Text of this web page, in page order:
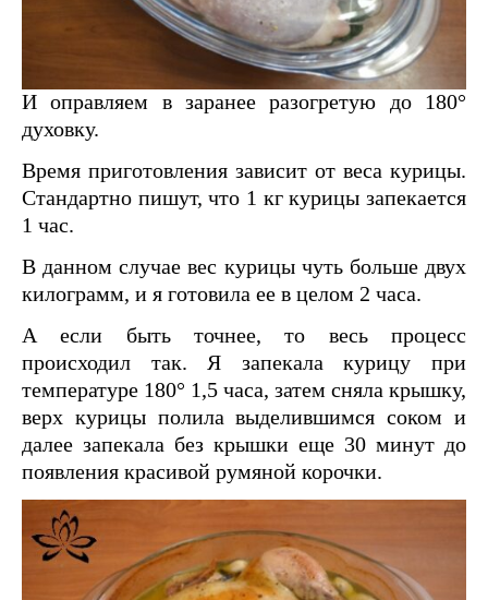
И оправляем в заранее разогретую до 180°
духовку.
Время приготовления зависит от веса курицы.
Стандартно пишут, что 1 кг курицы запекается
1 час.
В данном случае вес курицы чуть больше двух
килограмм, и я готовила ее в целом 2 часа.
А если быть точнее, то весь процесс
происходил так. Я запекала курицу при
температуре 180° 1,5 часа, затем сняла крышку,
верх курицы полила выделившимся соком и
далее запекала без крышки еще 30 минут до
появления красивой румяной корочки.